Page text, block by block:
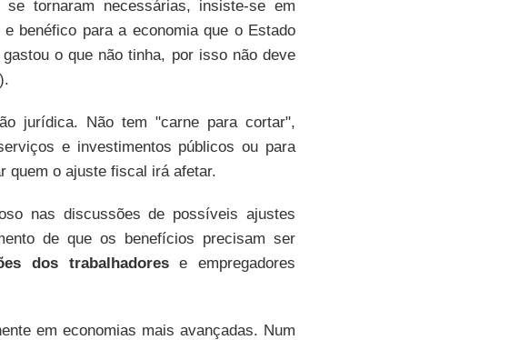
tornaram necessárias, insiste-se em
benéfico para a economia que o Estado
o que não tinha, por isso não deve
jurídica. Não tem "carne para cortar",
e investimentos públicos ou para
quem o ajuste fiscal irá afetar.
nas discussões de possíveis ajustes
de que os benefícios precisam ser
dos trabalhadorese empregadores
em economias mais avançadas. Num